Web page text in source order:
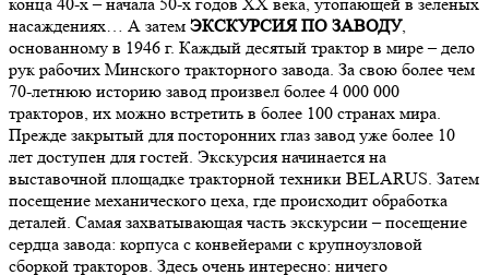
конца 40-х – начала 50-х годов XX века, утопающей в зеленых
насаждениях… А затем ЭКСКУРСИЯ ПО ЗАВОДУ,
основанному в 1946 г. Каждый десятый трактор в мире – дело
рук рабочих Минского тракторного завода. За свою более чем
70-летнюю историю завод произвел более 4 000 000
тракторов, их можно встретить в более 100 странах мира.
Прежде закрытый для посторонних глаз завод уже более 10
лет доступен для гостей. Экскурсия начинается на
выставочной площадке тракторной техники BELARUS. Затем
посещение механического цеха, где происходит обработка
деталей. Самая захватывающая часть экскурсии – посещение
сердца завода: корпуса с конвейерами с крупноузловой
сборкой тракторов. Здесь очень интересно: ничего